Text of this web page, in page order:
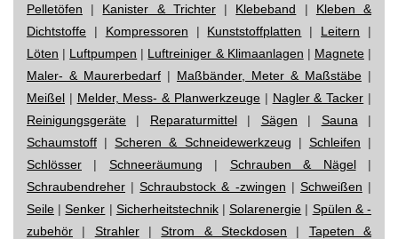
Pelletöfen | Kanister & Trichter| Klebeband | Kleben &
Dichtstoffe | Kompressoren | Kunststoffplatten | Leitern |
Löten | Luftpumpen | Luftreiniger & Klimaanlagen | Magnete|
Maler- & Maurerbedarf | Maßbänder, Meter & Maßstäbe |
Meißel | Melder, Mess- & Planwerkzeuge | Nagler & Tacker |
Reinigungsgeräte | Reparaturmittel| Sägen | Sauna |
Schaumstoff |Scheren & Schneidewerkzeug | Schleifen |
Schlösser | Schneeräumung | Schrauben & Nägel|
Schraubendreher |Schraubstock & -zwingen | Schweißen |
Seile |Senker | Sicherheitstechnik|Solarenergie | Spülen & -
zubehör | Strahler|Strom & Steckdosen | Tapeten &